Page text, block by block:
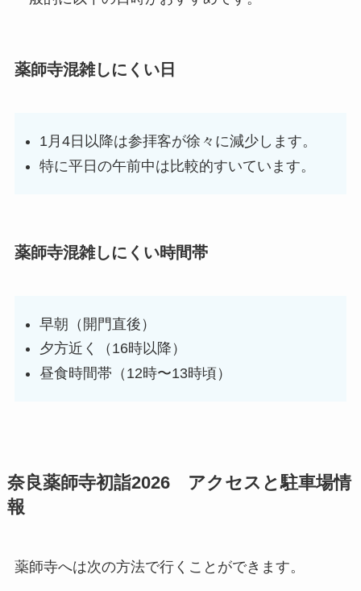
薬師寺混雑しにくい日
1月4日以降は参拝客が徐々に減少します。
特に平日の午前中は比較的すいています。
薬師寺混雑しにくい時間帯
早朝（開門直後）
夕方近く（16時以降）
昼食時間帯（12時〜13時頃）
奈良薬師寺初詣2026 アクセスと駐車場情
報
薬師寺へは次の方法で行くことができます。